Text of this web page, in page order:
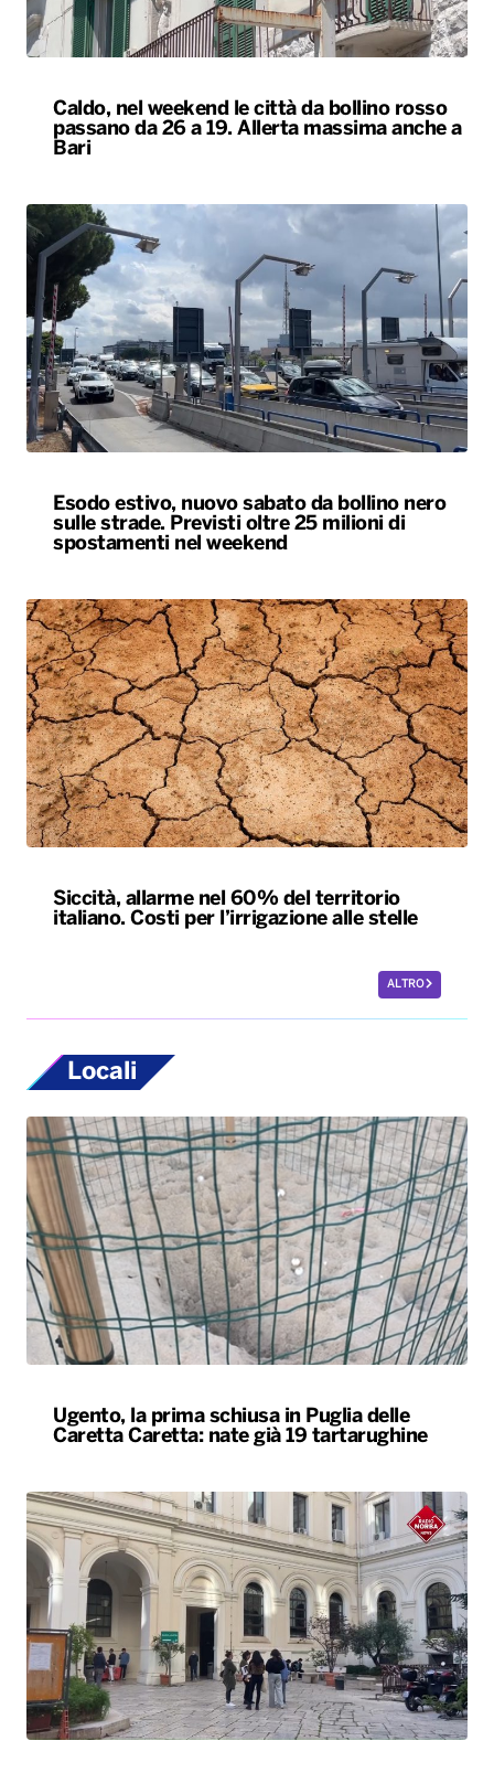
Caldo, nel weekend le città da bollino rosso
passano da 26 a 19. Allerta massima anche a
Bari
Esodo estivo, nuovo sabato da bollino nero
sulle strade. Previsti oltre 25 milioni di
spostamenti nel weekend
Siccità, allarme nel 60% del territorio
italiano. Costi per l’irrigazione alle stelle
ALTRO
Locali
Ugento, la prima schiusa in Puglia delle
Caretta Caretta: nate già 19 tartarughine